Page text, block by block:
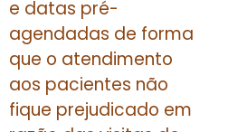
e datas pré-
agendadas de forma
que o atendimento
aos pacientes não
fique prejudicado em